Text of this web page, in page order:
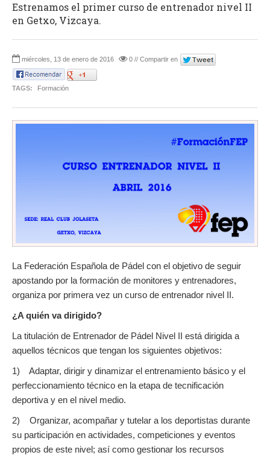
Estrenamos el primer curso de entrenador nivel II
en Getxo, Vizcaya.
miércoles, 13 de enero de 2016 0 // Compartir en
TAGS: Formación
La Federación Española de Pádel con el objetivo de seguir
apostando por la formación de monitores y entrenadores,
organiza por primera vez un curso de entrenador nivel II.
¿A quién va dirigido?
La titulación de Entrenador de Pádel Nivel II está dirigida a
aquellos técnicos que tengan los siguientes objetivos:
1) Adaptar, dirigir y dinamizar el entrenamiento básico y el
perfeccionamiento técnico en la etapa de tecnificación
deportiva y en el nivel medio.
2) Organizar, acompañar y tutelar a los deportistas durante
su participación en actividades, competiciones y eventos
propios de este nivel; así como gestionar los recursos